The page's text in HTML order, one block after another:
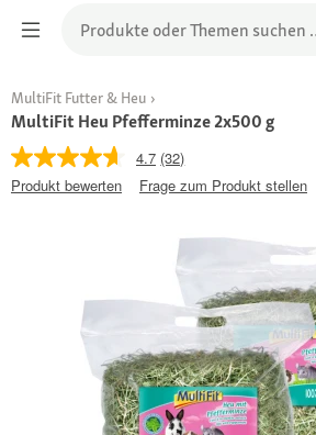
MultiFit Futter & Heu
MultiFit Heu Pfefferminze 2x500 g
4.7 (32)
Produkt bewerten
Frage zum Produkt stellen